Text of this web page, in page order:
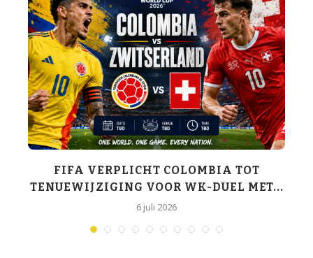
FIFA VERPLICHT COLOMBIA TOT
TENUEWIJZIGING VOOR WK-DUEL MET...
6 juli 2026